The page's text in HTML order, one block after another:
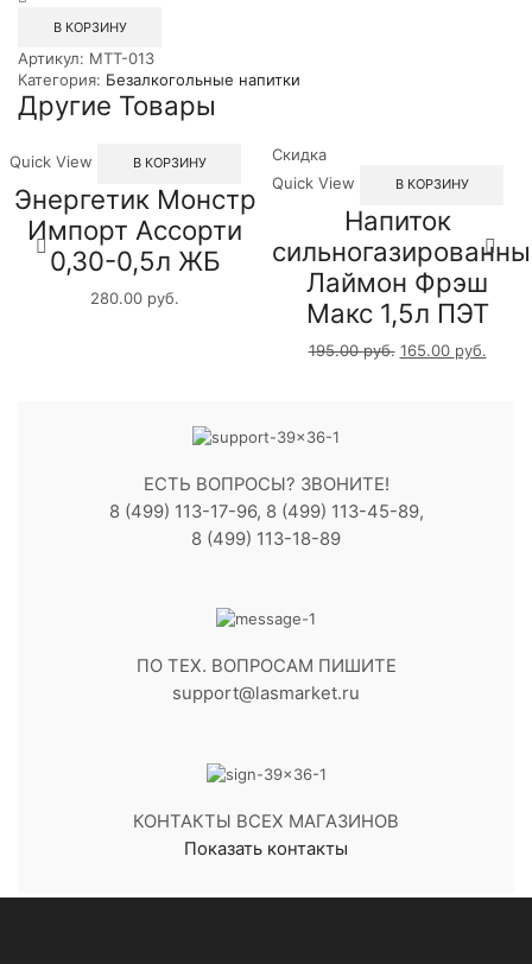
Тоник
ПЭТ
В КОРЗИНУ
Артикул: MTT-013
Категория: Безалкогольные напитки
Другие Товары
Quick View В КОРЗИНУ
Энергетик Монстр
Импорт Ассорти
0,30-0,5л ЖБ
280.00 руб.
Скидка
Quick View
В КОРЗИНУ
Напиток
Лаймон Фрэш
Макс 1,5л ПЭТ
195.00руб. 165.00 руб.
ЕСТЬ ВОПРОСЫ? ЗВОНИТЕ!
8 (499) 113-17-96, 8 (499) 113-45-89,
8 (499) 113-18-89
ПО ТЕХ. ВОПРОСАМ ПИШИТЕ
support@lasmarket.ru
КОНТАКТЫ ВСЕХ МАГАЗИНОВ
Показать контакты